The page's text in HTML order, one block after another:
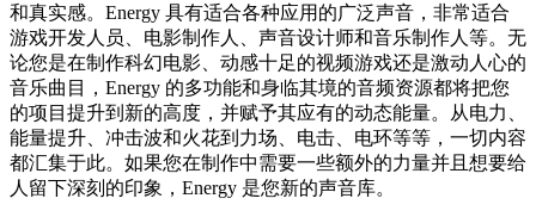
和真实感。Energy 具有适合各种应用的广泛声音，非常适合
游戏开发人员、电影制作人、声音设计师和音乐制作人等。无
论您是在制作科幻电影、动感十足的视频游戏还是激动人心的
音乐曲目，Energy 的多功能和身临其境的音频资源都将把您
的项目提升到新的高度，并赋予其应有的动态能量。从电力、
能量提升、冲击波和火花到力场、电击、电环等等，一切内容
都汇集于此。如果您在制作中需要一些额外的力量并且想要给
人留下深刻的印象，Energy 是您新的声音库。